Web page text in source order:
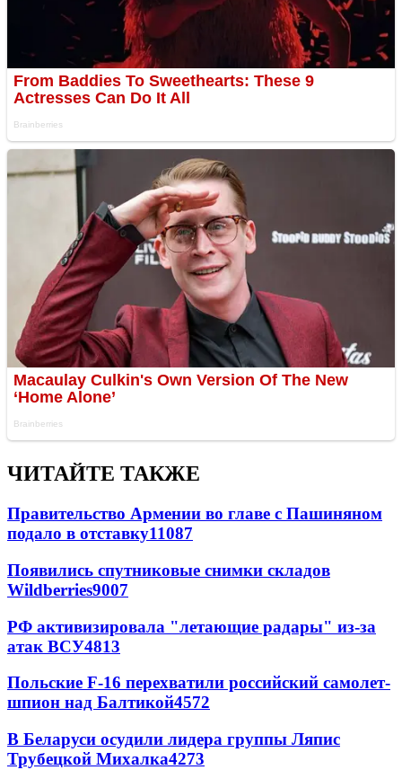
ЧИТАЙТЕ ТАКЖЕ
Правительство Армении во главе с Пашиняном
подало в отставку11087
Появились спутниковые снимки складов
Wildberries9007
РФ активизировала "летающие радары" из-за
атак ВСУ4813
Польские F-16 перехватили российский самолет-
шпион над Балтикой4572
В Беларуси осудили лидера группы Ляпис
Трубецкой Михалка4273